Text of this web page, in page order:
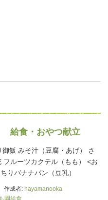
給食・おやつ献立
飯 みそ汁（豆腐・あげ） さ
フルーツカクテル（もも） <お
りバナナパン（豆乳）
作成者: hayamanooka
園給食